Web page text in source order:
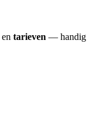
en tarieven — handig